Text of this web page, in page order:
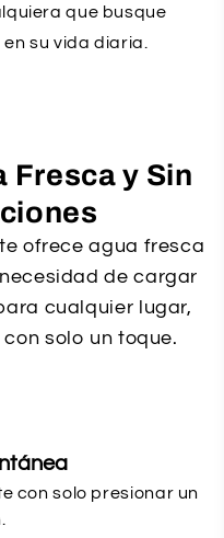
que busque
su vida diaria.
Fresca y Sin
ofrece agua fresca
de cargar
cualquier lugar,
solo un toque.
con solo presionar un